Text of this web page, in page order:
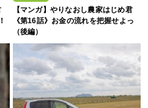
【マンガ】やりなおし農家はじめ君
《第16話》お金の流れを把握せよっ
（後編）